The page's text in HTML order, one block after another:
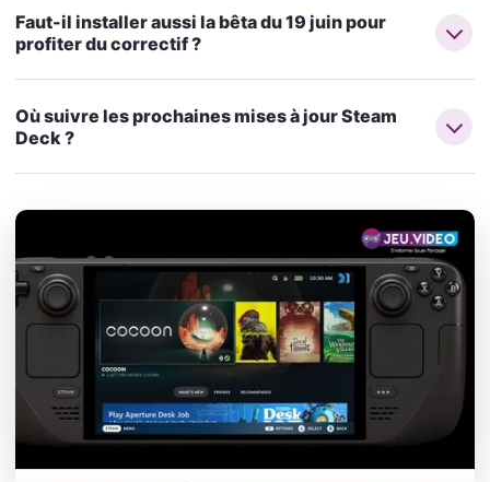
Faut-il installer aussi la bêta du 19 juin pour
profiter du correctif ?
Où suivre les prochaines mises à jour Steam
Deck ?